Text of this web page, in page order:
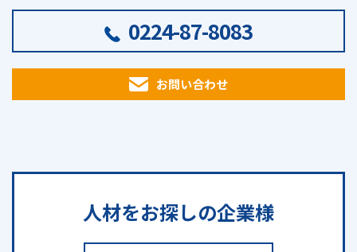
0224-87-8083
お問い合わせ
人材をお探しの企業様